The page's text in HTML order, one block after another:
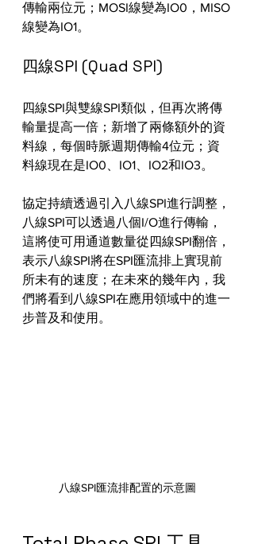
傳輸兩位元；MOSI線變為IO0，MISO
線變為IO1。
四線SPI (Quad SPI)
四線SPI與雙線SPI類似，但再次將傳
輸量提高一倍；新增了兩條額外的資
料線，每個時脈週期傳輸4位元；資
料線現在是IO0、IO1、IO2和IO3。
協定持續透過引入八線SPI進行調整，
八線SPI可以透過八個I/O進行傳輸，
這將使可用通道數量從四線SPI翻倍，
表示八線SPI將在SPI匯流排上實現前
所未有的速度；在未來的幾年內，我
們將看到八線SPI在應用領域中的進一
步普及和使用。
八線SPI匯流排配置的示意圖